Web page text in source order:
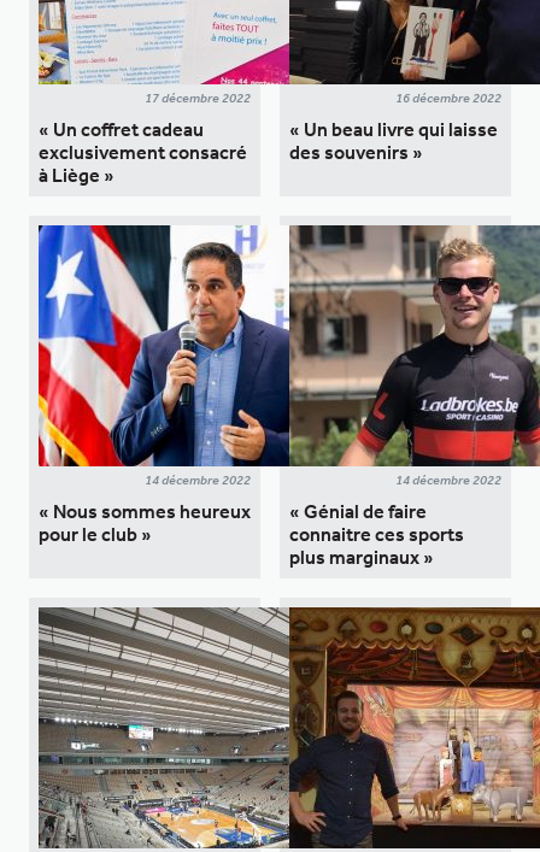
17 décembre 2022
« Un coffret cadeau
exclusivement consacré
à Liège »
16 décembre 2022
« Un beau livre qui laisse
des souvenirs »
14 décembre 2022
« Nous sommes heureux
pour le club »
14 décembre 2022
« Génial de faire
connaitre ces sports
plus marginaux »